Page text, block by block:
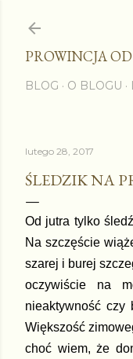
PROWINCJA
BLOG O BLOGU
lutego 28, 2017
ŚLEDZIK NA
Od jutra tylko
Na szczęście
szarej i burej
oczywiście na
nieaktywność czy
Większość
choć wiem, że